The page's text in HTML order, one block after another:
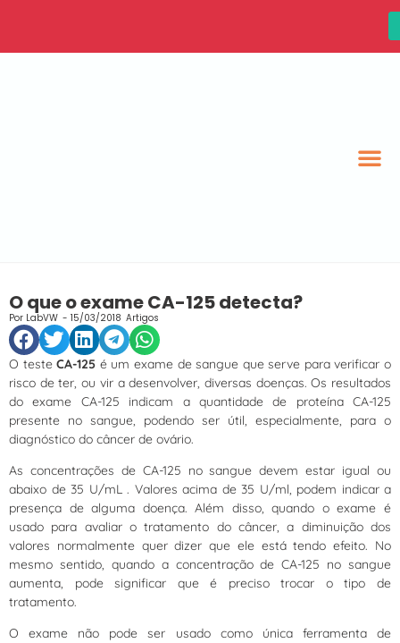
O que o exame CA-125 detecta?
Por LabVW - 15/03/2018 Artigos
O testeCA-125 é um exame de sangue que serve para verificar o
risco de ter, ou vir a desenvolver, diversas doenças. Os resultados
do exame CA-125 indicam a quantidade de proteína CA-125
presente no sangue, podendo ser útil, especialmente, para o
diagnóstico do câncer de ovário.
As concentrações de CA-125 no sangue devem estar igual ou
abaixo de 35 U/mL . Valores acima de 35 U/ml, podem indicar a
presença de alguma doença. Além disso, quando o exame é
usado para avaliar o tratamento do câncer, a diminuição dos
valores normalmente quer dizer que ele está tendo efeito. No
mesmo sentido, quando a concentração de CA-125 no sangue
aumenta, pode significar que é preciso trocar o tipo de
tratamento.
O exame não pode ser usado como única ferramenta de